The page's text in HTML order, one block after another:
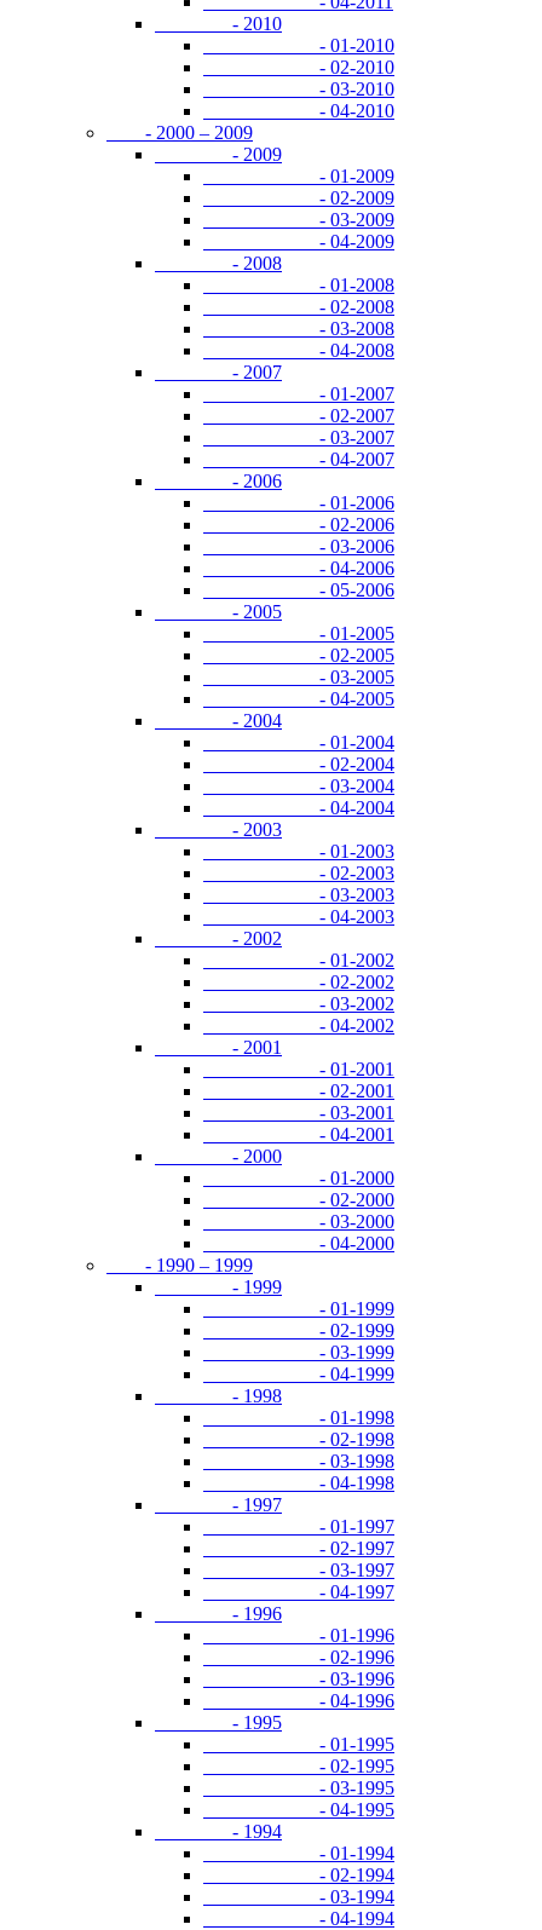
- 2010
- 01-2010
- 02-2010
- 03-2010
- 04-2010
- 2000 – 2009
- 2009
- 01-2009
- 02-2009
- 03-2009
- 04-2009
- 2008
- 01-2008
- 02-2008
- 03-2008
- 04-2008
- 2007
- 01-2007
- 02-2007
- 03-2007
- 04-2007
- 2006
- 01-2006
- 02-2006
- 03-2006
- 04-2006
- 05-2006
- 2005
- 01-2005
- 02-2005
- 03-2005
- 04-2005
- 2004
- 01-2004
- 02-2004
- 03-2004
- 04-2004
- 2003
- 01-2003
- 02-2003
- 03-2003
- 04-2003
- 2002
- 01-2002
- 02-2002
- 03-2002
- 04-2002
- 2001
- 01-2001
- 02-2001
- 03-2001
- 04-2001
- 2000
- 01-2000
- 02-2000
- 03-2000
- 04-2000
- 1990 – 1999
- 1999
- 01-1999
- 02-1999
- 03-1999
- 04-1999
- 1998
- 01-1998
- 02-1998
- 03-1998
- 04-1998
- 1997
- 01-1997
- 02-1997
- 03-1997
- 04-1997
- 1996
- 01-1996
- 02-1996
- 03-1996
- 04-1996
- 1995
- 01-1995
- 02-1995
- 03-1995
- 04-1995
- 1994
- 01-1994
- 02-1994
- 03-1994
- 04-1994